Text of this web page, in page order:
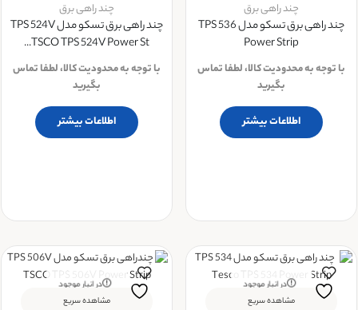
چند راهی برق
چند راهی برق تسکو مدل TPS 536
Power Strip
با توجه به محدودیت کالا، لطفا تماس
بگیرید
اطلاعات بیشتر
چند راهی برق
چند راهی برق تسکو مدل TPS 524V
TSCO TPS 524V Power St...
با توجه به محدودیت کالا، لطفا تماس
بگیرید
اطلاعات بیشتر
در انبار موجود
نمی باشد
مشاهده سریع
در انبار موجود
نمی باشد
مشاهده سریع